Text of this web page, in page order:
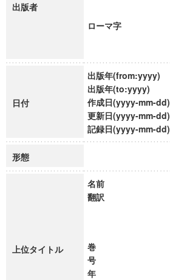
出版者
ローマ字
日付
出版年(from:yyyy)
出版年(to:yyyy)
作成日(yyyy-mm-dd)
更新日(yyyy-mm-dd)
記録日(yyyy-mm-dd)
形態
上位タイトル
名前
翻訳
巻
号
年